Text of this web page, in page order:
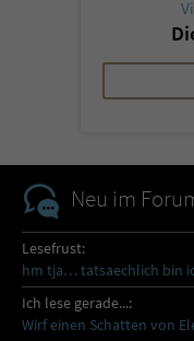
Neu im
Lesefrust:
hm tja… tatsaechlich bin
Ich lese gerade...:
Wirf einen Schatten von